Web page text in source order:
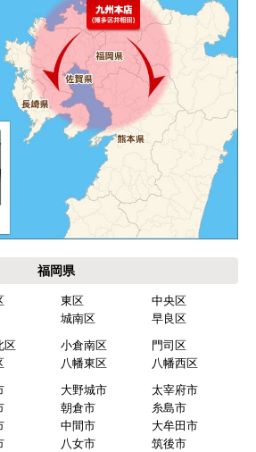
V対応型だが、同じ２００Vでも
セントの形状が違い、途中で工
く始末。注文時に形状の確認も
したいと考えていたが、少々不
さん
日 21:30
ズに注文できましたか？
や対応は適切でしたか？
品が届きましたか？
分なものでしたか？
福岡県
東区
中央区
城南区
早良区
区 小倉南区
門司区
八幡東区
八幡西区
大野城市
太宰府市
朝倉市
糸島市
中間市
大牟田市
八女市
筑後市